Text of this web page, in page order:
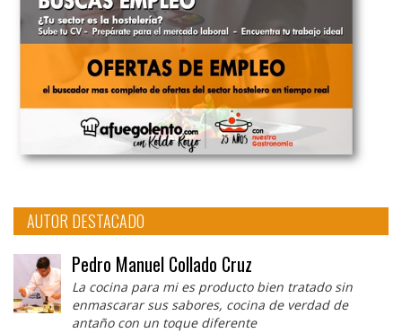
AUTOR DESTACADO
Pedro Manuel Collado Cruz
La cocina para mi es producto bien tratado sin
enmascarar sus sabores, cocina de verdad de
antaño con un toque diferente